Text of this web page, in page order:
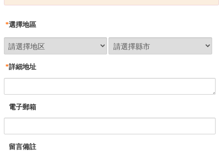
選擇地區
*
詳細地址
*
電子郵箱
留言備註